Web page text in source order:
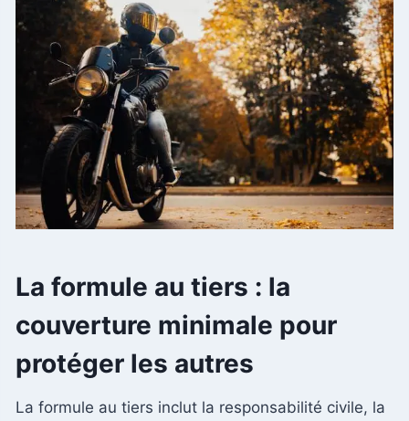
La formule au tiers : la
couverture minimale pour
protéger les autres
La formule au tiers inclut la responsabilité civile, la